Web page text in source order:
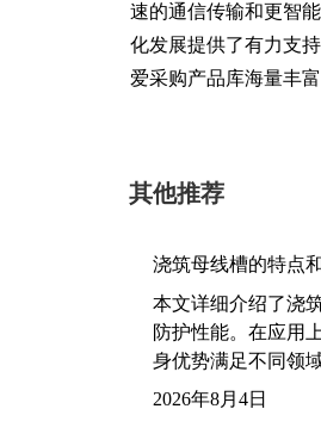
速的通信传输和更智
化发展提供了有力支
爱采购产品库海量丰
其他推荐
浇筑母线槽的特点
本文详细介绍了浇
防护性能。在应用
身优势满足不同领
2026年8月4日